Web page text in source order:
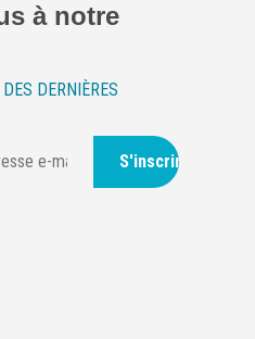
à notre
DERNIÈRES
S'inscrire